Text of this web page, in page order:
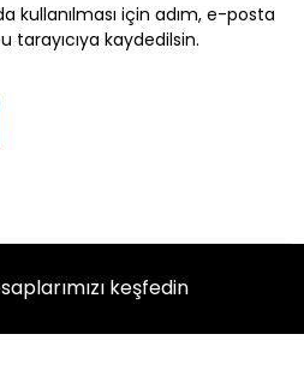
kullanılması için adım, e-posta
kaydedilsin.
keşfedin